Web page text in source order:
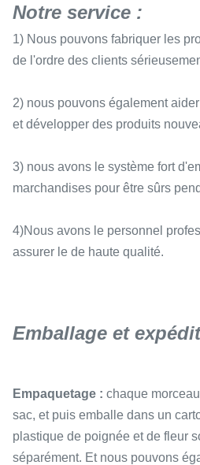
Notre service :
1) Nous pouvons fabriquer les
de l'ordre des clients
2) nous pouvons également
et développer des produits
3) nous avons le système fort
marchandises pour être sûrs
4)Nous avons le personnel
assurer le de haute qualité.
Emballage et
Empaquetage : chaque
sac, et puis emballe dans un
plastique de poignée et de fleur
séparément. Et nous pouvons